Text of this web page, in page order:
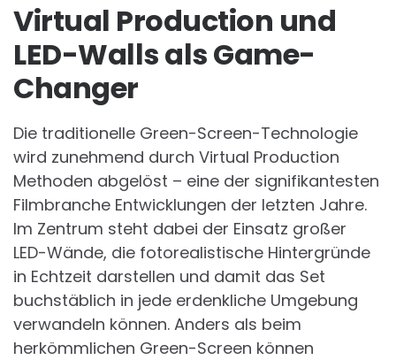
Virtual Production und
LED-Walls als Game-
Changer
Die traditionelle Green-Screen-Technologie
wird zunehmend durch Virtual Production
Methoden abgelöst – eine der signifikantesten
Filmbranche Entwicklungen der letzten Jahre.
Im Zentrum steht dabei der Einsatz großer
LED-Wände, die fotorealistische Hintergründe
in Echtzeit darstellen und damit das Set
buchstäblich in jede erdenkliche Umgebung
verwandeln können. Anders als beim
herkömmlichen Green-Screen können